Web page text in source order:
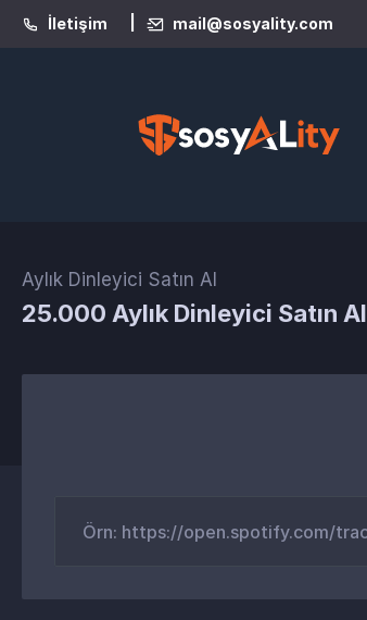
İletişim mail@sosyality.com
Aylık Dinleyici Satın Al
25.000 Aylık Dinleyici Satın Al